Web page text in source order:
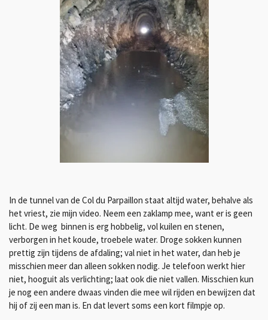
In de tunnel van de Col du Parpaillon staat altijd water, behalve als
het vriest, zie mijn video. Neem een zaklamp mee, want er is geen
licht. De weg binnen is erg hobbelig, vol kuilen en stenen,
verborgen in het koude, troebele water. Droge sokken kunnen
prettig zijn tijdens de afdaling; val niet in het water, dan heb je
misschien meer dan alleen sokken nodig. Je telefoon werkt hier
niet, hooguit als verlichting; laat ook die niet vallen. Misschien kun
je nog een andere dwaas vinden die mee wil rijden en bewijzen dat
hij of zij een man is. En dat levert soms een kort filmpje op.